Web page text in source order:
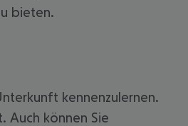
bieten.
kennenzulernen.
Auch können Sie